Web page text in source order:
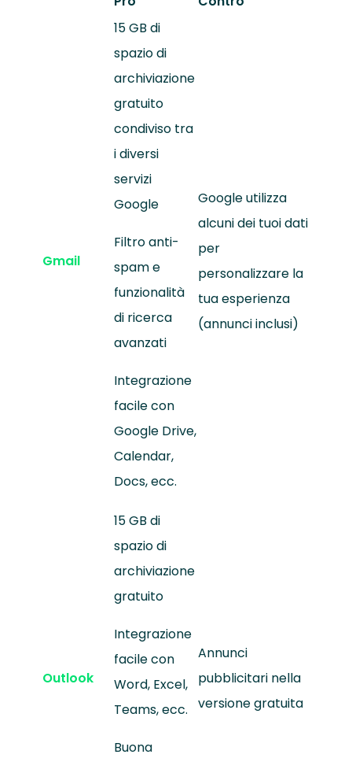
Gmail
15 GB di
spazio di
archiviazione
gratuito
condiviso tra
i diversi
servizi
Google
Filtro anti-
spam e
funzionalità
di ricerca
avanzati
Integrazione
facile con
Google Drive,
Calendar,
Docs, ecc.
Google utilizza
alcuni dei tuoi dati
per
personalizzare la
tua esperienza
(annunci inclusi)
Outlook
15 GB di
spazio di
archiviazione
gratuito
Integrazione
facile con
Word, Excel,
Teams, ecc.
Buona
Annunci
pubblicitari nella
versione gratuita